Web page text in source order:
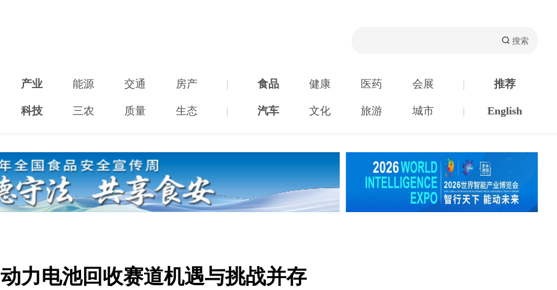
产业 能源 交通 房产 | 食品 健康 医药 会展 | 推荐
科技 三农 质量 生态 | 汽车 文化 旅游 城市 | English
动力电池回收赛道机遇与挑战并存